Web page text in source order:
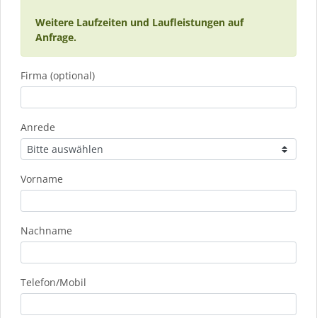
Weitere Laufzeiten und Laufleistungen auf
Anfrage.
Firma (optional)
Anrede
Vorname
Nachname
Telefon/Mobil